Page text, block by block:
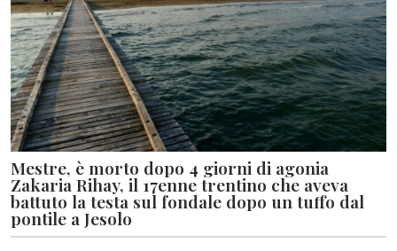
Mestre, è morto dopo 4 giorni di agonia
Zakaria Rihay, il 17enne trentino che aveva
battuto la testa sul fondale dopo un tuffo dal
pontile a Jesolo